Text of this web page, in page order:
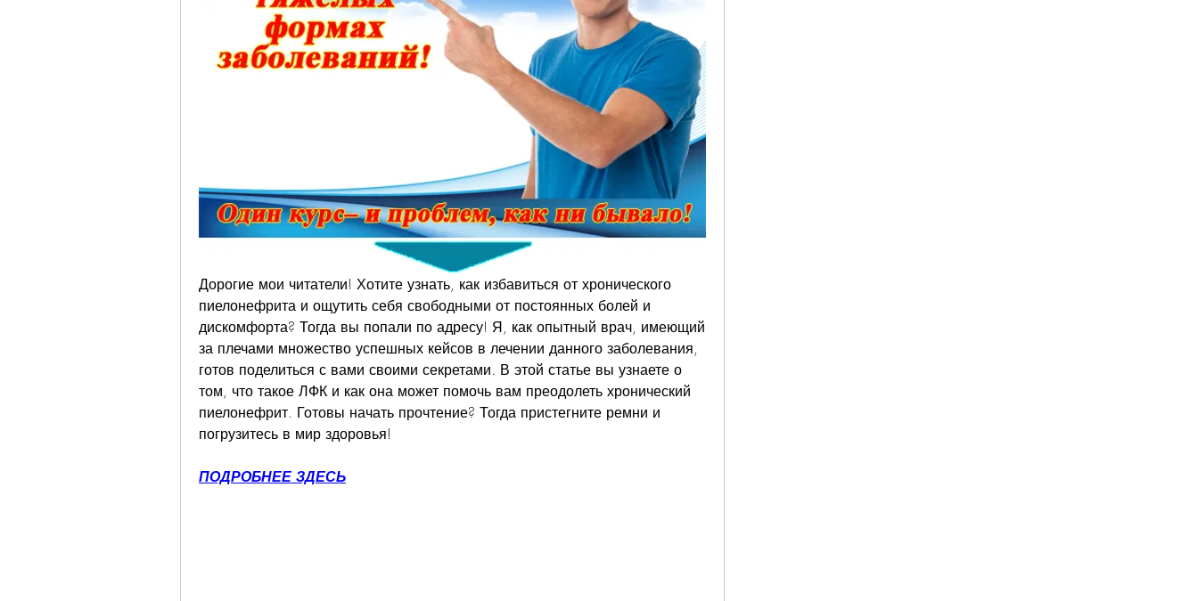
Дорогие мои читатели! Хотите узнать, как избавиться от хронического
пиелонефрита и ощутить себя свободными от постоянных болей и
дискомфорта? Тогда вы попали по адресу! Я, как опытный врач, имеющий
за плечами множество успешных кейсов в лечении данного заболевания,
готов поделиться с вами своими секретами. В этой статье вы узнаете о
том, что такое ЛФК и как она может помочь вам преодолеть хронический
пиелонефрит. Готовы начать прочтение? Тогда пристегните ремни и
погрузитесь в мир здоровья!
ПОДРОБНЕЕ ЗДЕСЬ